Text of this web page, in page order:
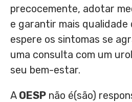
precocemente, adotar
e garantir mais qualidade
espere os sintomas se
uma consulta com um
seu bem-estar.
A OESP não é(são)